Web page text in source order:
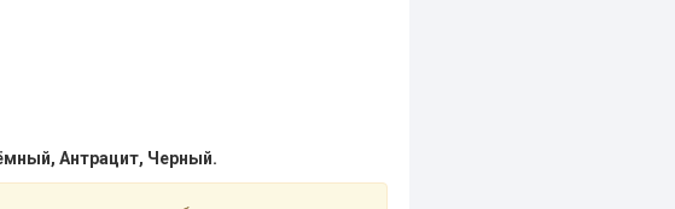
Антрацит, Черный.